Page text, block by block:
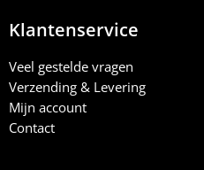
Klantenservice
Veel gestelde vragen
Verzending & Levering
Mijn account
Contact